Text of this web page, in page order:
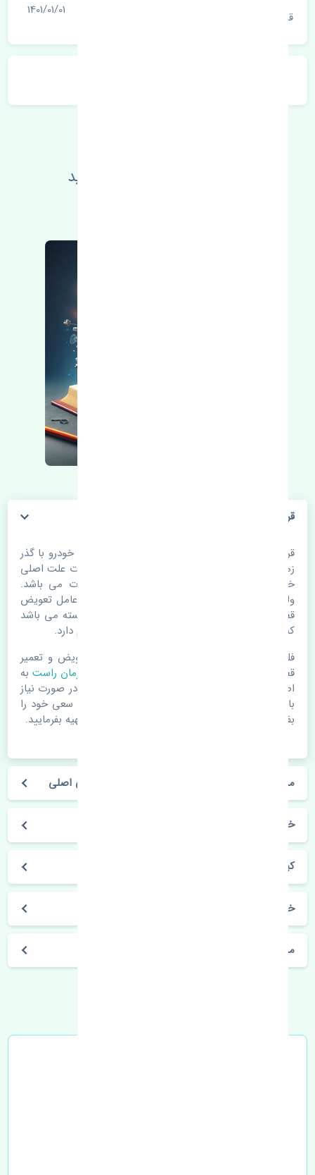
قیمت
1401/01/01
اطلاعات فنی خود را بالا ببرید
قرقری فرمان راست سوزوکی کیزاشی اصلی
قرقری فرمان راست سوزوکی کیزاشی اصلی. قطعات خودرو با گذر
زمان و طی مسافت مستحلک می شوند. اغلب اوقات علت اصلی
خرابی لوازم یدکی اتومبیل مستحلک شدن قطعات می باشد.
ولی دلایلی مثل تصادفات و حوادث نیز می تواند عامل تعویض
قطعات یدکی باشد. خودرو مجموعه ای به هم پیوسته می باشد
که هر قطعه روی قطعه یا قطعات دیگر تاثیر مستقیم دارد.
فلذا در صورت خرابی در اسرع زمان نسبت به تعویض و تعمیر
قطعات یدکی اقدام فرمایید. در زمان
خرید قرقری فرمان راست به
اصلی بودن و کیفیت قطعات بسیار توجه بفرمایید. در صورت نیاز
با مکانیک و کارشناسان در این زمینه مشورت کنید. سعی خود را
بفرمایید تا قطعات یدکی را از فروشگاه های معتبر تهیه بفرمایید.
مشخصات فنی قرقری فرمان راست سوزوکی کیزاشی اصلی
خودروسازی سوزوکی
کیزاشی
خرید قرقری فرمان راست سوزوکی کیزاشی اصلی
مشخصات فنی اتومبیل